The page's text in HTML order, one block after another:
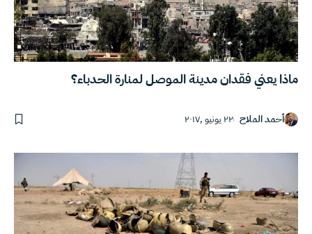
ماذا يعني فقدان مدينة الموصل لمنارة الحدباء؟
أحمد الملاح ٢٢ يونيو ,٢٠١٧